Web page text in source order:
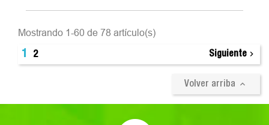
Mostrando 1-60 de 78 artículo(s)
1
2 Siguiente 
Volver arriba 